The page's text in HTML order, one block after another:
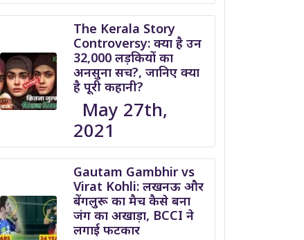
The Kerala Story
Controversy: क्या है उन
32,000 लड़कियों का
अनसुना सच?, जानिए क्या
है पूरी कहानी?
May 27th,
2021
Gautam Gambhir vs
Virat Kohli: लखनऊ और
बेंगलुरू का मैच कैसे बना
जंग का अखाड़ा, BCCI ने
लगाई फटकार